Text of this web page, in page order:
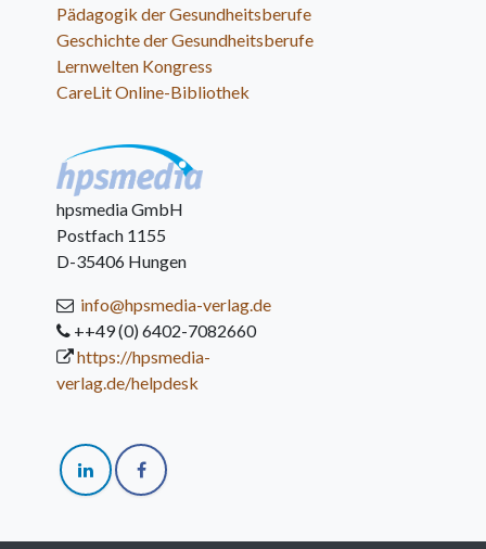
Pädagogik der Gesundheitsberufe
Geschichte der Gesundheitsberufe
Lernwelten Kongress
CareLit Online-Bibliothek
hpsmedia GmbH
Postfach 1155
D-35406 Hungen
info@hpsmedia-verlag.de
++49 (0) 6402-7082660
https://hpsmedia-
verlag.de/helpdesk